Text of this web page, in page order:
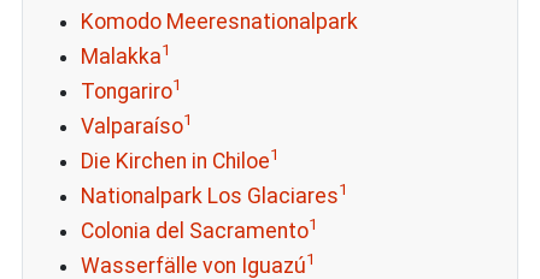
Komodo Meeresnationalpark
Malakka1
Tongariro1
Valparaíso1
Die Kirchen in Chiloe1
Nationalpark Los Glaciares1
Colonia del Sacramento1
Wasserfälle von Iguazú1